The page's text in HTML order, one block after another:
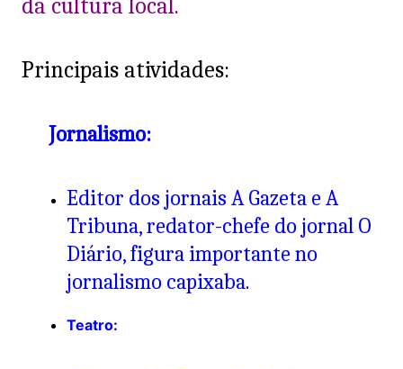
da cultura local.
Principais atividades:
Jornalismo:
Editor dos jornais A Gazeta e A
Tribuna, redator-chefe do jornal O
Diário, figura importante no
jornalismo capixaba.
Teatro: